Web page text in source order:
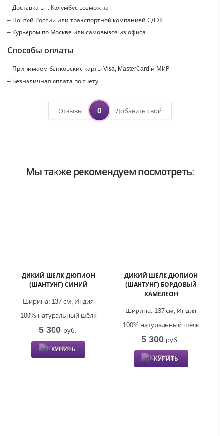
– Доставка в г. Колумбус возможна
– Почтой России или транспортной компанией СДЭК
– Курьером по Москве или самовывоз из офиса
Способы оплаты
– Принимаем банковские карты Visa, MasterCard и МИР
– Безналичная оплата по счёту
Отзывы 0 Добавить свой
Мы также рекомендуем посмотреть:
ДИКИЙ ШЕЛК ДЮПИОН
(ШАНТУНГ) СИНИЙ
Индия
Ширина: 137 см,
100% натуральный шёлк
5 300 руб.
КУПИТЬ
ДИКИЙ ШЕЛК ДЮПИОН
(ШАНТУНГ) БОРДОВЫЙ
ХАМЕЛЕОН
Индия
Ширина: 137 см,
100% натуральный шёлк
5 300 руб.
КУПИТЬ